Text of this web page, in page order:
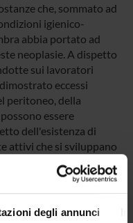
degli annunci
che, sommato ad
igienico-
abbia portato ad
neoplasie. A dispetto
sui lavoratori
eccessi
peritoneo, della
essere
dell'esistenza di
attivi che si sviluppano